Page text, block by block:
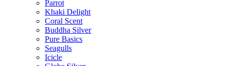
Parrot
Khaki Delight
Coral Scent
Buddha Silver
Pure Basics
Seagulls
Icicle